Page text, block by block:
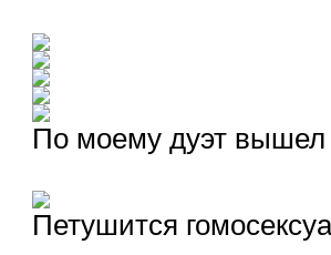
По моему дуэт вышел
Петушится